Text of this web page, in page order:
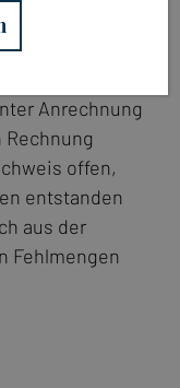
oder
Anrechnung
offen,
entstanden
aus der
Fehlmengen